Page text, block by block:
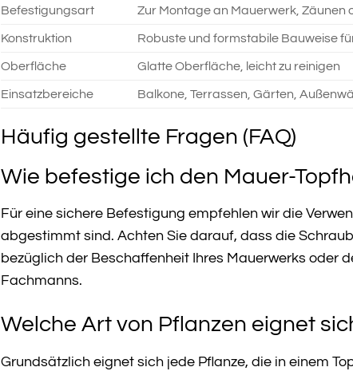
Befestigungsart Zur Montage an Mauerwerk,
Konstruktion Robuste und formstabile Bauweise
Oberfläche Glatte Oberfläche, leicht zu reinigen
Einsatzbereiche Balkone, Terrassen, Gärten,
Häufig gestellte Fragen (FAQ)
Wie befestige ich den Mauer-
Für eine sichere Befestigung empfehlen wir die
abgestimmt sind. Achten Sie darauf, dass die
bezüglich der Beschaffenheit Ihres Mauerwerks oder
Fachmanns.
Welche Art von Pflanzen eignet
Grundsätzlich eignet sich jede Pflanze, die in einem